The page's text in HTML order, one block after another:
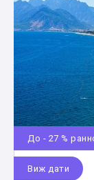
До - 27 %
Виж дати